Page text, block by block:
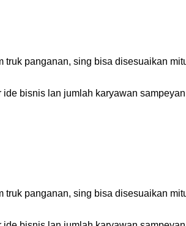
panganan, sing bisa disesuaikan
bisnis lan jumlah karyawan
panganan, sing bisa disesuaikan